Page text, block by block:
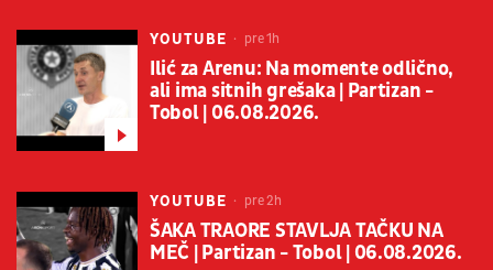
YOUTUBE pre 1h
Ilić za Arenu: Na momente odlično,
ali ima sitnih grešaka | Partizan -
Tobol | 06.08.2026.
YOUTUBE pre 2h
ŠAKA TRAORE STAVLJA TAČKU NA
MEČ | Partizan - Tobol | 06.08.2026.